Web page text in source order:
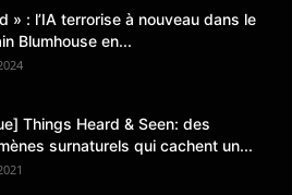
» : l’IA terrorise à nouveau dans le
Blumhouse en...
Things Heard & Seen: des
surnaturels qui cachent un...